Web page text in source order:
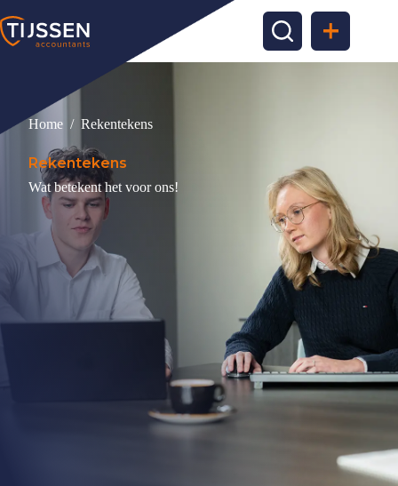
naar
de
Home / Rekentekens
Rekentekens
Wat betekent het voor ons!